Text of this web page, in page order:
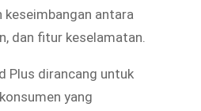
keseimbangan antara
dan fitur keselamatan.
Plus dirancang untuk
yang